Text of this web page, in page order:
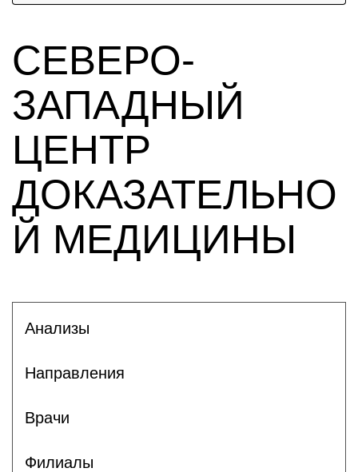
СЕВЕРО-
ЗАПАДНЫЙ
ЦЕНТР
ДОКАЗАТЕЛЬНО
Й МЕДИЦИНЫ
Анализы
Направления
Врачи
Филиалы